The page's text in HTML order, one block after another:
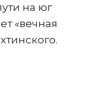
на юг
«вечная